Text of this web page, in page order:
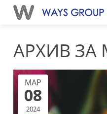
АРХИВ ЗА
МАР
08
2024